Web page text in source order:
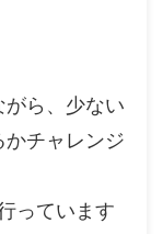
ら、少ない
チャレンジ
っています